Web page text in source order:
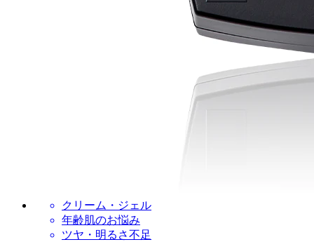
クリーム・ジェル
年齢肌のお悩み
ツヤ・明るさ不足